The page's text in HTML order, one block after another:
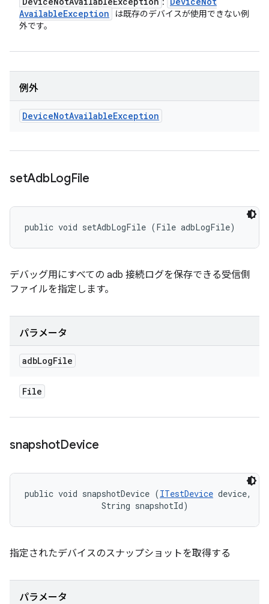
AvailableException
は既存のデバイスが使用できない例
外です。
例外
DeviceNotAvailableException
setAdbLogFile
public void setAdbLogFile (File adbLogFile)
デバッグ用にすべての adb 接続ログを保存できる受信側
ファイルを指定します。
パラメータ
adbLogFile
File
snapshotDevice
public void snapshotDevice (ITestDevice device,
                String snapshotId)
指定されたデバイスのスナップショットを取得する
パラメータ